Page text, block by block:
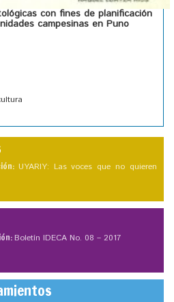
con fines de planificación
campesinas en Puno
UYARIY: Las voces que no quieren
Boletín IDECA No. 08 – 2017